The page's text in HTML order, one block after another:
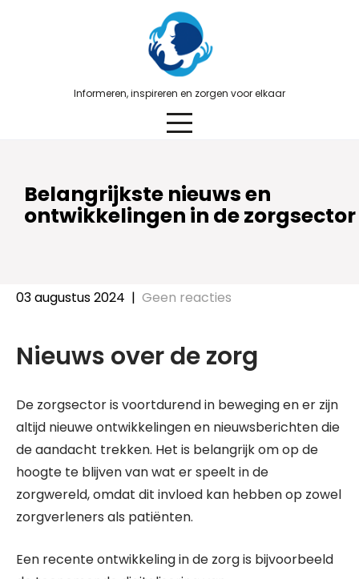
Informeren, inspireren en zorgen voor elkaar
Belangrijkste nieuws en
ontwikkelingen in de zorgsector
03 augustus 2024 | Geen reacties
Nieuws over de zorg
De zorgsector is voortdurend in beweging en er zijn
altijd nieuwe ontwikkelingen en nieuwsberichten die
de aandacht trekken. Het is belangrijk om op de
hoogte te blijven van wat er speelt in de
zorgwereld, omdat dit invloed kan hebben op zowel
zorgverleners als patiënten.
Een recente ontwikkeling in de zorg is bijvoorbeeld